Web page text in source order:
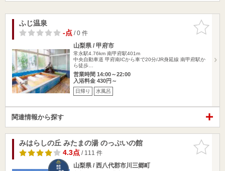
お気に入
りに追加
ふじ温泉
-点/ 0 件
山梨県 / 甲府市
常永駅4.76km 南甲府駅401m
中央自動車道 甲府南ICから車で20分/JR身延線 南甲府駅か
ら徒歩…
営業時間 14:00～22:00
入浴料金 430円～
日帰り 水風呂
関連情報から探す
お気に入
りに追加
みはらしの丘 みたまの湯 のっぷいの館
4.3点/ 111 件
山梨県 / 西八代郡市川三郷町